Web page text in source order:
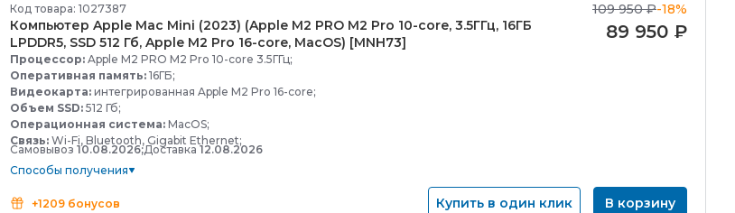
Код товара: 1027387
Компьютер Apple Mac Mini (2023) (Apple M2 PRO M2 Pro 10-core, 3.5ГГц, 16ГБ
LPDDR5, SSD 512 Гб, Apple M2 Pro 16-core, MacOS) [MNH73]
Процессор: Apple M2 PRO M2 Pro 10-core 3.5ГГц;
Оперативная память: 16ГБ;
Видеокарта: интегрированная Apple M2 Pro 16-core;
Объем SSD: 512 Гб;
Операционная система: MacOS;
Связь: Wi-Fi, Bluetooth, Gigabit Ethernet;
Самовывоз 10.08.2026;Доставка 12.08.2026
Способы получения
+1209 бонусов
109 950₽-18%
89 950 ₽
Купить в один клик В корзину